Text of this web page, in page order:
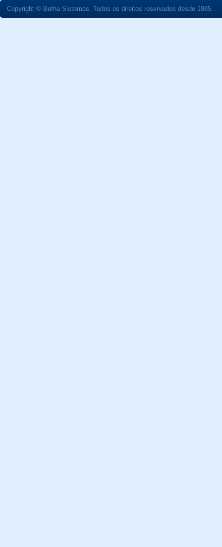
Copyright © Betha Sistemas. Todos os direitos reservados desde 1985.